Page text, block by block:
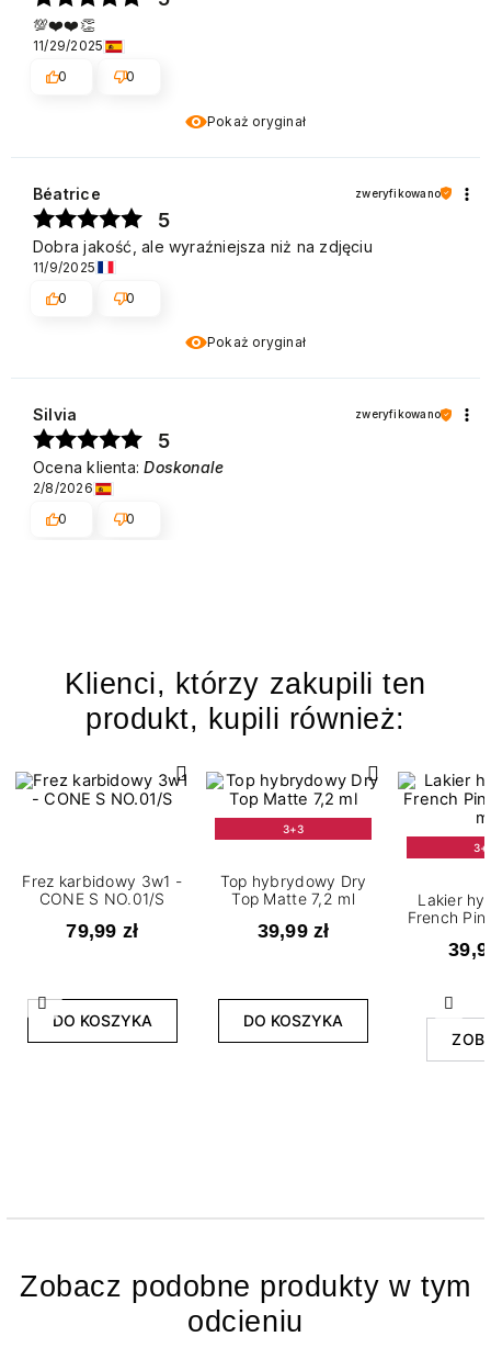
Pokaż oryginał
💯❤️❤️👏
11/29/2025
0
0
Pokaż oryginał
Béatrice zweryfikowano
5
Dobra jakość, ale wyraźniejsza niż na zdjęciu
11/9/2025
0
0
Silvia zweryfikowano
5
Ocena klienta:Doskonale
2/8/2026
0
0
Klienci, którzy zakupili ten
produkt, kupili również:
Poprzedni
Frez karbidowy 3w1 -
CONE S NO.01/S
79,99 zł
DO KOSZYKA
3+3
Top hybrydowy Dry
Top Matte 7,2 ml
39,99 zł
DO KOSZYKA
Lakier
French
Zobacz podobne produkty w tym
odcieniu